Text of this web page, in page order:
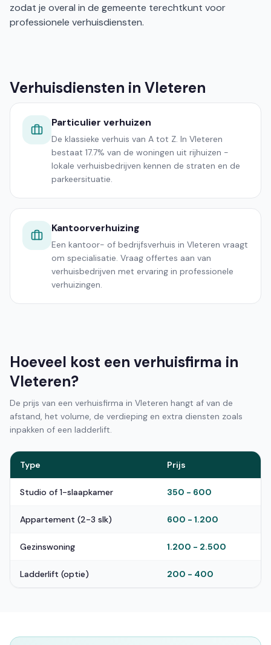
zodat je overal in de gemeente terechtkunt voor
professionele verhuisdiensten.
Verhuisdiensten in Vleteren
Particulier verhuizen
De klassieke verhuis van A tot Z. In Vleteren
bestaat 17.7% van de woningen uit rijhuizen -
lokale verhuisbedrijven kennen de straten en de
parkeersituatie.
Kantoorverhuizing
Een kantoor- of bedrijfsverhuis in Vleteren vraagt
om specialisatie. Vraag offertes aan van
verhuisbedrijven met ervaring in professionele
verhuizingen.
Hoeveel kost een verhuisfirma in
Vleteren?
De prijs van een verhuisfirma in Vleteren hangt af van de
afstand, het volume, de verdieping en extra diensten zoals
inpakken of een ladderlift.
Type Prijs
Studio of 1-slaapkamer 350 - 600
Appartement (2-3 slk) 600 - 1.200
Gezinswoning 1.200 - 2.500
Ladderlift (optie) 200 - 400